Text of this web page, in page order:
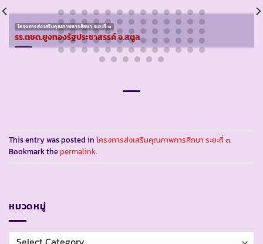
โครงการส่งเสริมคุณภาพการศึกษา ระยะที่ ๓
รร.ตชด.ยูงทองรัฐประชาสรรค์ จ.สตูล
This entry was posted in โครงการส่งเสริมคุณภาพการศึกษา ระยะที่ ๓.
Bookmark thepermalink.
หมวดหมู่
หมวด